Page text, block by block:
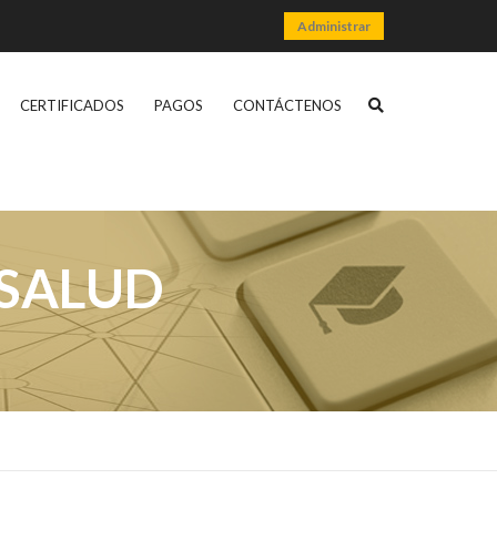
Administrar
CERTIFICADOS PAGOS CONTÁCTENOS